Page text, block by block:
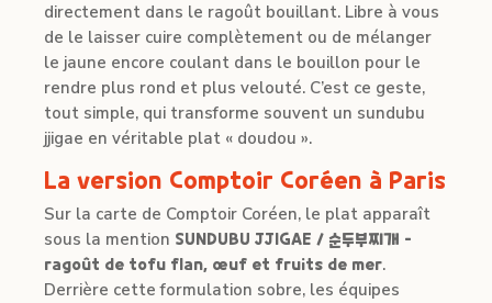
directement dans le ragoût bouillant. Libre à vous
de le laisser cuire complètement ou de mélanger
le jaune encore coulant dans le bouillon pour le
rendre plus rond et plus velouté. C’est ce geste,
tout simple, qui transforme souvent un sundubu
jjigae en véritable plat « doudou ».
La version Comptoir Coréen à Paris
Sur la carte de Comptoir Coréen, le plat apparaît
sous la mention SUNDUBU JJIGAE / 순두부찌개 –
ragoût de tofu flan, œuf et fruits de mer.
Derrière cette formulation sobre, les équipes